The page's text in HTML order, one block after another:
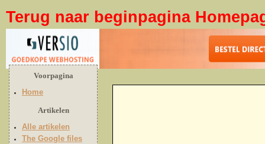
Terug naar beginpagina
Voorpagina
Home
Artikelen
Alle artikelen
The Google files